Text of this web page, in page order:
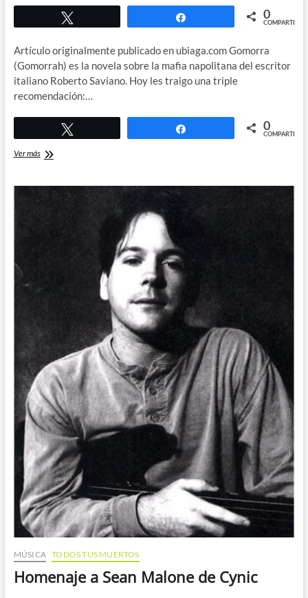
0
COMPARTIR
Artículo originalmente publicado en ubiaga.com Gomorra
(Gomorrah) es la novela sobre la mafia napolitana del escritor
italiano Roberto Saviano. Hoy les traigo una triple
recomendación:…
0
COMPARTIR
Ver másGomorra
Roberto
MÚSICA TODOS TUS MUERTOS
Homenaje a Sean Malone de Cynic